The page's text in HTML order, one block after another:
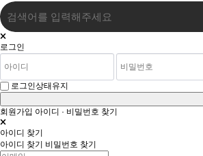
로그인
로그인상태유지
회원가입 아이디 · 비밀번호 찾기
아이디 찾기
아이디 찾기 비밀번호 찾기